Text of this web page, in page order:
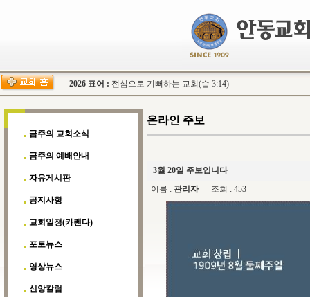
2026 표어 : 전심으로 기뻐하는 교회(습 3:14)
금주의 교회소식
금주의 예배안내
자유게시판
공지사항
교회일정(카렌다)
포토뉴스
영상뉴스
신앙칼럼
온라인 주보
3월 20일 주보입니다
이름 : 관리자조회 : 453